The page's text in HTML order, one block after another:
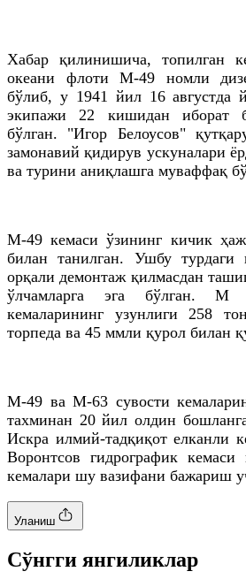
Хабар қилинишича, топилган
океани флоти М-49 номли
бўлиб, у 1941 йил 16 августда
экипажи 22 кишидан иборат
бўлган. "Игор Белоусов"
замонавий қидирув ускуналари
ва турини аниқлашга муваффақ
М-49 кемаси ўзининг кичик
билан танилган. Ушбу турдаги
орқали демонтаж қилмасдан
ўлчамларга эга бўлган. М
кемаларининг узунлиги 258
торпеда ва 45 ммли қурол билан
М-49 ва М-63 сувости
тахминан 20 йил олдин
Искра илмий-тадқиқот елканли
Воронтсов гидрографик
кемалари шу вазифани бажариш
Уланиш
Cўнгги янгиликлар